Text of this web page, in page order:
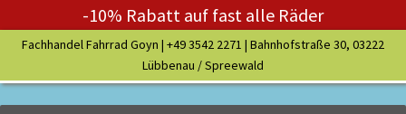
-10% Rabatt auf fast alle Räder
Fachhandel Fahrrad Goyn | +49 3542 2271 | Bahnhofstraße 30, 03222
Lübbenau / Spreewald